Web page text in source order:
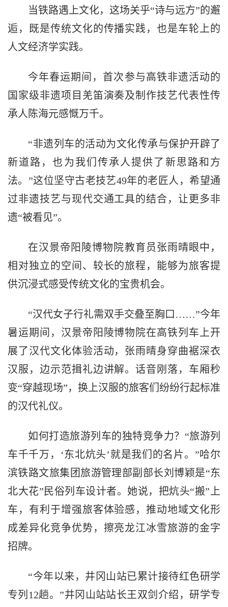
当铁路遇上文化，这场关乎“诗与远方”的邂
逅，既是传统文化的传播实践，也是车轮上的
人文经济学实践。
今年春运期间，首次参与高铁非遗活动的
国家级非遗项目羌笛演奏及制作技艺代表性传
承人陈海元感慨万千。
“非遗列车的活动为文化传承与保护开辟了
新道路，也为我们传承人提供了新思路和方
法。”这位坚守古老技艺49年的老匠人，希望通
过非遗技艺与现代交通工具的结合，让更多非
遗“被看见”。
在汉景帝阳陵博物院教育员张雨晴眼中，
相对独立的空间、较长的旅程，能够为旅客提
供沉浸式感受传统文化的宝贵机会。
“汉代女子行礼需双手交叠至胸口……”今年
暑运期间，汉景帝阳陵博物院在高铁列车上开
展了汉代文化体验活动，张雨晴身穿曲裾深衣
汉服，边示范揖礼边讲解。话音刚落，车厢秒
变“穿越现场”，换上汉服的旅客们纷纷行起标准
的汉代礼仪。
如何打造旅游列车的独特竞争力？“旅游列
车千千万，‘东北炕头’就是我们的名片。”哈尔
滨铁路文旅集团旅游管理部副部长刘博颖是“东
北大花”民俗列车设计者。她说，把炕头“搬”上
车，有利于增强旅客体验感，推动地域文化形
成差异化竞争优势，擦亮龙江冰雪旅游的金字
招牌。
“今年以来，井冈山站已累计接待红色研学
专列12趟。”井冈山站站长王双剑介绍，研学专